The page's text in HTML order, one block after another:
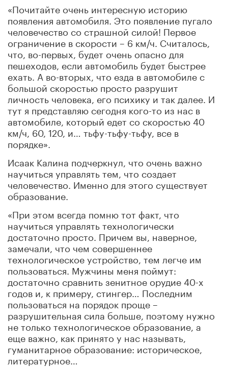
«Почитайте очень интересную историю
появления автомобиля. Это появление пугало
человечество со страшной силой! Первое
ограничение в скорости – 6 км/ч. Считалось,
что, во-первых, будет очень опасно для
пешеходов, если автомобиль будет быстрее
ехать. А во-вторых, что езда в автомобиле с
большой скоростью просто разрушит
личность человека, его психику и так далее. И
тут я представляю сегодня кого-то из нас в
автомобиле, который едет со скоростью 40
км/ч, 60, 120, и… тьфу-тьфу-тьфу, все в
порядке».
Исаак Калина подчеркнул, что очень важно
научиться управлять тем, что создает
человечество. Именно для этого существует
образование.
«При этом всегда помню тот факт, что
научиться управлять технологически
достаточно просто. Причем вы, наверное,
замечали, что чем совершеннее
технологическое устройство, тем легче им
пользоваться. Мужчины меня поймут:
достаточно сравнить зенитное орудие 40-х
годов и, к примеру, стингер… Последним
пользоваться на порядок проще –
разрушительная сила больше, поэтому нужно
не только технологическое образование, а
еще важно, как принято у нас называть,
гуманитарное образование: историческое,
литературное…